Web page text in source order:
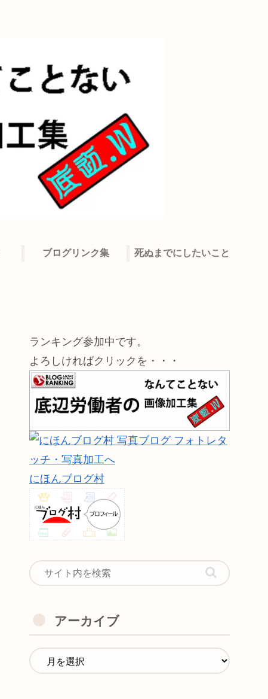
ブログリンク集 死ぬまでにしたいこと
ランキング参加中です。
よろしければクリックを・・・
にほんブログ村
アーカイブ